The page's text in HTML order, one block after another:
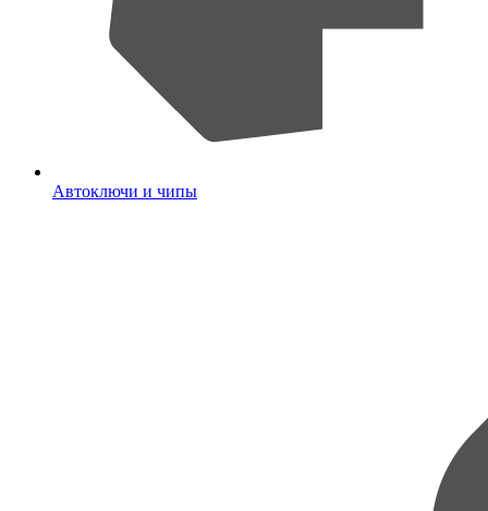
Автоключи и чипы